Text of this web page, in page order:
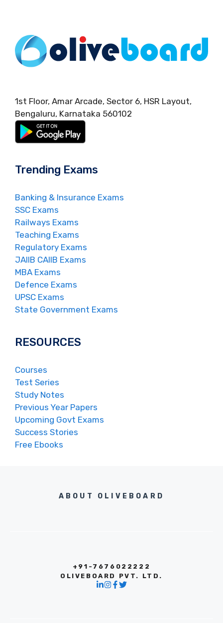
1st Floor, Amar Arcade, Sector 6, HSR Layout,
Bengaluru, Karnataka 560102
Trending Exams
Banking & Insurance Exams
SSC Exams
Railways Exams
Teaching Exams
Regulatory Exams
JAIIB CAIIB Exams
MBA Exams
Defence Exams
UPSC Exams
State Government Exams
RESOURCES
Courses
Test Series
Study Notes
Previous Year Papers
Upcoming Govt Exams
Success Stories
Free Ebooks
ABOUT OLIVEBOARD
+91-7676022222
OLIVEBOARD PVT. LTD.